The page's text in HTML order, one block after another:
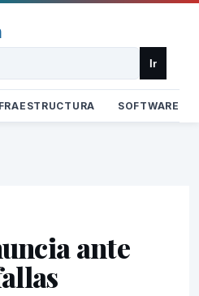
Ir
SOFTWARE
ante